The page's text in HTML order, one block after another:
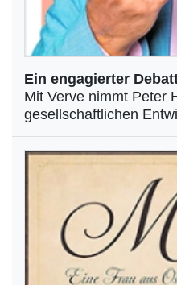
Ein engagierter
Mit Verve nimmt Peter
gesellschaftlichen